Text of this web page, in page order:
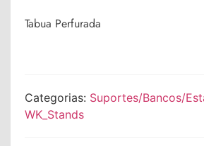
Tabua Perfurada
Categorias: Suportes/Bancos/
WK_Stands